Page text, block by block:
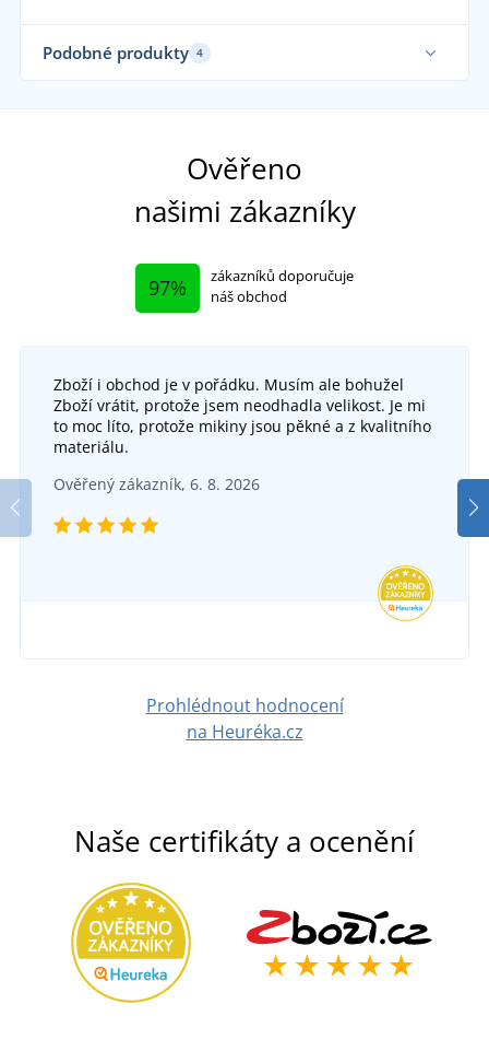
Podobné produkty 4
Dětská osuška s potiskem
289 Kč
Ověřeno
našimi zákazníky
97%
zákazníků doporučuje
náš obchod
Zboží i obchod je v pořádku. Musím ale bohužel
Zboží vrátit, protože jsem neodhadla velikost. Je mi
to moc líto, protože mikiny jsou pěkné a z kvalitního
materiálu.
Ověřený zákazník, 6. 8. 2026
Prohlédnout hodnocení
na Heuréka.cz
Naše certifikáty a ocenění